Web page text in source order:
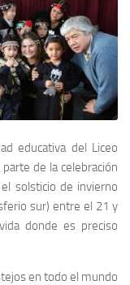
educativa del Liceo
de la celebración
solsticio de invierno
sur) entre el 21 y
donde es preciso
en todo el mundo